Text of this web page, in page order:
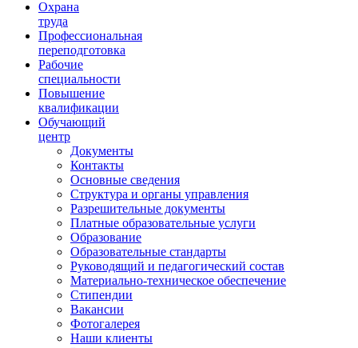
Ориентир охраны труда
Охрана
труда
Профессиональная
переподготовка
Рабочие
специальности
Повышение
квалификации
Обучающий
центр
Документы
Контакты
Основные сведения
Структура и органы управления
Разрешительные документы
Платные образовательные услуги
Образование
Образовательные стандарты
Руководящий и педагогический состав
Материально-техническое обеспечение
Стипендии
Вакансии
Фотогалерея
Наши клиенты